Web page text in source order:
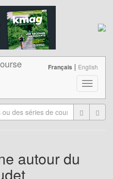
T
o
g
l
Français | English
autour du